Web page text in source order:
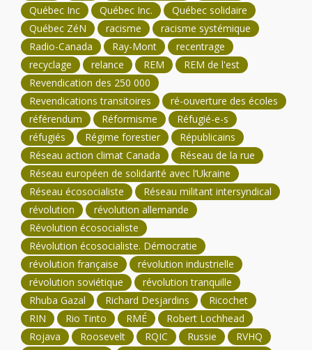
Québec Inc
Québec Inc.
Québec solidaire
Québec ZéN
racisme
racisme systémique
Radio-Canada
Ray-Mont
recentrage
recyclage
relance REM
REM de l'est
Revendication des 250 000
Revendications transitoires
ré-ouverture des écoles
référendum
Réformisme
Réfugié-e-s
réfugiés
Régime forestier
Républicains
Réseau action climat Canada
Réseau de la rue
Réseau européen de solidarité avec l’Ukraine
Réseau écosocialiste
Réseau militant intersyndical
révolution
révolution allemande
Révolution écosocialiste
Révolution écosocialiste. Démocratie
révolution française
révolution industrielle
révolution soviétique
révolution tranquille
Rhuba Gazal
Richard Desjardins
Ricochet
RIN
Rio Tinto RMÉ
Robert Lochhead
Rojava
Roosevelt RQIC Russie
RVHQ